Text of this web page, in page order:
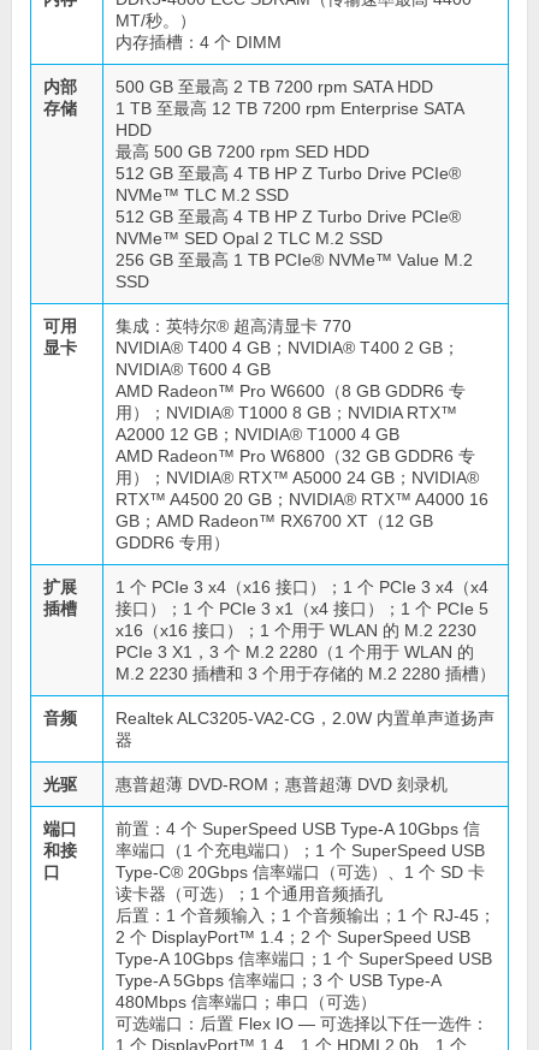
MT/秒。）
内存插槽：4 个 DIMM
内部
存储
500 GB 至最高 2 TB 7200 rpm SATA HDD
1 TB 至最高 12 TB 7200 rpm Enterprise SATA
HDD
最高 500 GB 7200 rpm SED HDD
512 GB 至最高 4 TB HP Z Turbo Drive PCIe®
NVMe™ TLC M.2 SSD
512 GB 至最高 4 TB HP Z Turbo Drive PCIe®
NVMe™ SED Opal 2 TLC M.2 SSD
256 GB 至最高 1 TB PCIe® NVMe™ Value M.2
SSD
可用
显卡
集成：英特尔® 超高清显卡 770
NVIDIA® T400 4 GB；NVIDIA® T400 2 GB；
NVIDIA® T600 4 GB
AMD Radeon™ Pro W6600（8 GB GDDR6 专
用）；NVIDIA® T1000 8 GB；NVIDIA RTX™
A2000 12 GB；NVIDIA® T1000 4 GB
AMD Radeon™ Pro W6800（32 GB GDDR6 专
用）；NVIDIA® RTX™ A5000 24 GB；NVIDIA®
RTX™ A4500 20 GB；NVIDIA® RTX™ A4000 16
GB；AMD Radeon™ RX6700 XT（12 GB
GDDR6 专用）
扩展
插槽
1 个 PCIe 3 x4（x16 接口）；1 个 PCIe 3 x4（x4
接口）；1 个 PCIe 3 x1（x4 接口）；1 个 PCIe 5
x16（x16 接口）；1 个用于 WLAN 的 M.2 2230
PCIe 3 X1，3 个 M.2 2280（1 个用于 WLAN 的
M.2 2230 插槽和 3 个用于存储的 M.2 2280 插槽）
音频
Realtek ALC3205-VA2-CG，2.0W 内置单声道扬声
器
光驱 惠普超薄 DVD-ROM；惠普超薄 DVD 刻录机
端口
和接
口
前置：4 个 SuperSpeed USB Type-A 10Gbps 信
率端口（1 个充电端口）；1 个 SuperSpeed USB
Type-C® 20Gbps 信率端口（可选）、1 个 SD 卡
读卡器（可选）；1 个通用音频插孔
后置：1 个音频输入；1 个音频输出；1 个 RJ-45；
2 个 DisplayPort™ 1.4；2 个 SuperSpeed USB
Type-A 10Gbps 信率端口；1 个 SuperSpeed USB
Type-A 5Gbps 信率端口；3 个 USB Type-A
480Mbps 信率端口；串口（可选）
可选端口：后置 Flex IO — 可选择以下任一选件：
1 个 DisplayPort™ 1.4、1 个 HDMI 2.0b、1 个